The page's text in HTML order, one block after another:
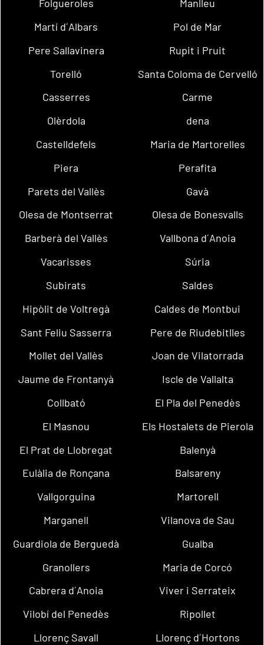
Folgueroles
Manlleu
Martí d´Albars
Pol de Mar
Pere Sallavinera
Rupit i Pruit
Torelló
Santa Coloma de Cervelló
Casserres
Carme
Olèrdola
dena
Castelldefels
Maria de Martorelles
Piera
Perafita
Parets del Vallès
Gavà
Olesa de Montserrat
Olesa de Bonesvalls
Barberà del Vallès
Vallbona d´Anoia
Vacarisses
Súria
Subirats
Saldes
Hipòlit de Voltregà
Caldes de Montbui
Sant Feliu Sasserra
Pere de Riudebitlles
Mollet del Vallès
Joan de Vilatorrada
Jaume de Frontanyà
Iscle de Vallalta
Collbató
El Pla del Penedès
El Masnou
Els Hostalets de Pierola
El Prat de Llobregat
Balenyà
Eulàlia de Ronçana
Balsareny
Vallgorguina
Martorell
Marganell
Vilanova de Sau
Guardiola de Berguedà
Gualba
Granollers
Maria de Corcó
Cabrera d´Anoia
Viver i Serrateix
Vilobí del Penedès
Ripollet
Llorenç Savall
Llorenç d´Hortons